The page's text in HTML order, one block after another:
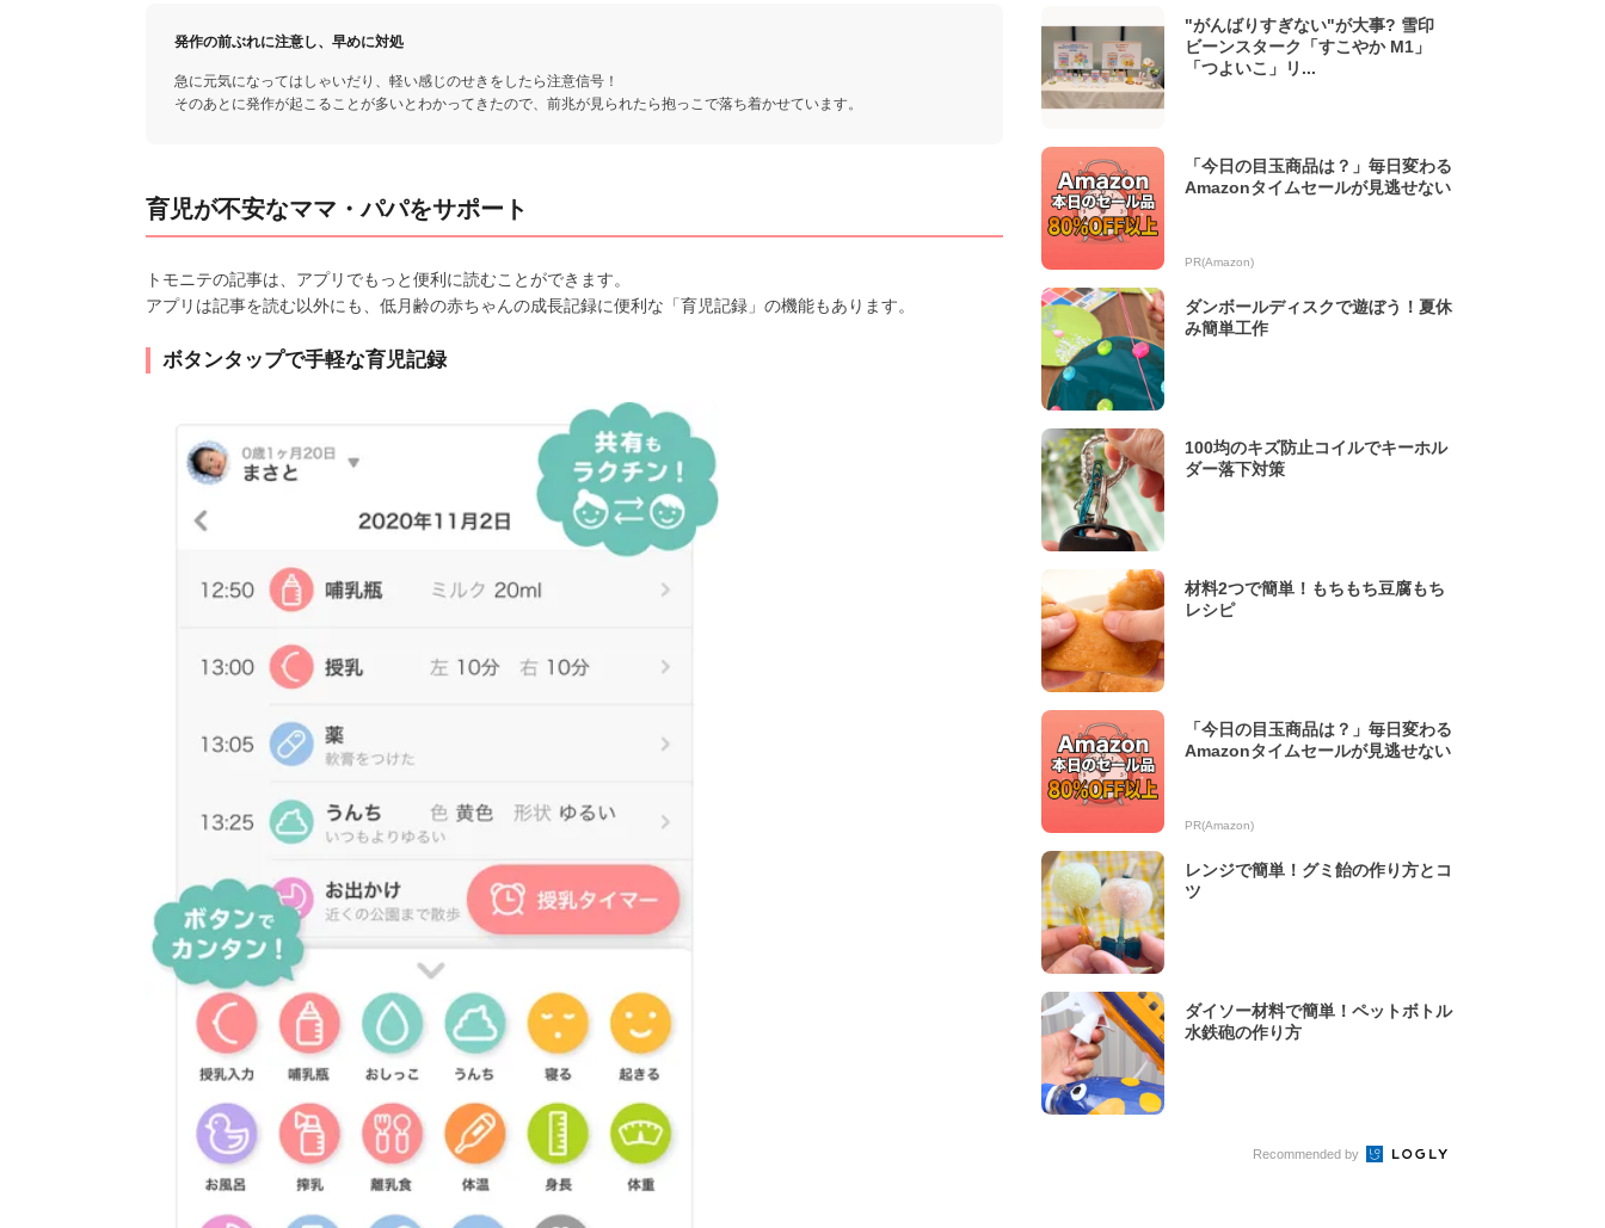
発作の前ぶれに注意し、早めに対処
急に元気になってはしゃいだり、軽い感じのせきをしたら注意信号！
そのあとに発作が起こることが多いとわかってきたので、前兆が見られたら抱っこで落ち着かせています。
育児が不安なママ・パパをサポート
トモニテの記事は、アプリでもっと便利に読むことができます。
アプリは記事を読む以外にも、低月齢の赤ちゃんの成長記録に便利な「育児記録」の機能もあります。
ボタンタップで手軽な育児記録
"がんばりすぎない"が大事? 雪印
ビーンスターク「すこやか M1」
「つよいこ」リ...
「今日の目玉商品は？」毎日変わる
Amazonタイムセールが見逃せない
PR(Amazon)
ダンボールディスクで遊ぼう！夏休
み簡単工作
100均のキズ防止コイルでキーホル
ダー落下対策
材料2つで簡単！もちもち豆腐もち
レシピ
「今日の目玉商品は？」毎日変わる
Amazonタイムセールが見逃せない
PR(Amazon)
レンジで簡単！グミ飴の作り方とコ
ツ
ダイソー材料で簡単！ペットボトル
水鉄砲の作り方
Recommended by